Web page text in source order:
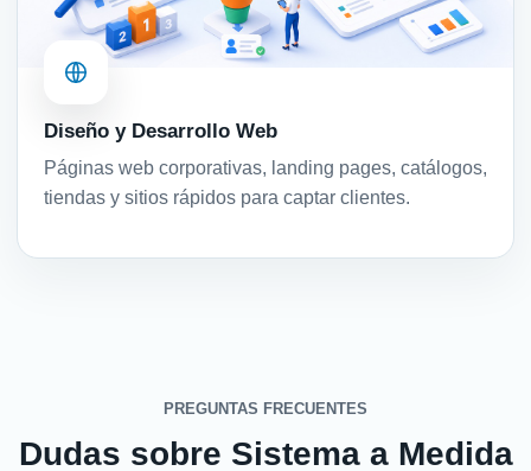
Diseño y Desarrollo Web
Páginas web corporativas, landing pages, catálogos,
tiendas y sitios rápidos para captar clientes.
PREGUNTAS FRECUENTES
Dudas sobre Sistema a Medida